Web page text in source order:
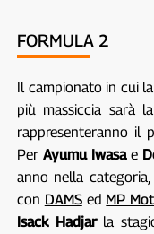
FORMULA 2
Il campionato in cui
più massiccia sarà
rappresenteranno il
Per Ayumu Iwasae
anno nella
con DAMSed MP
Isack Hadjarla